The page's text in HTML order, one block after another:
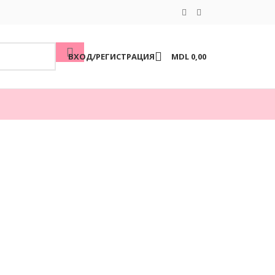
ВХОД/РЕГИСТРАЦИЯ MDL 0,00